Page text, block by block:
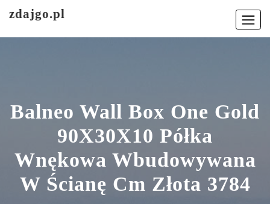
zdajgo.pl
Balneo Wall Box One Gold
90X30X10 Półka
Wnękowa Wbudowywana
W Ścianę Cm Złota 3784